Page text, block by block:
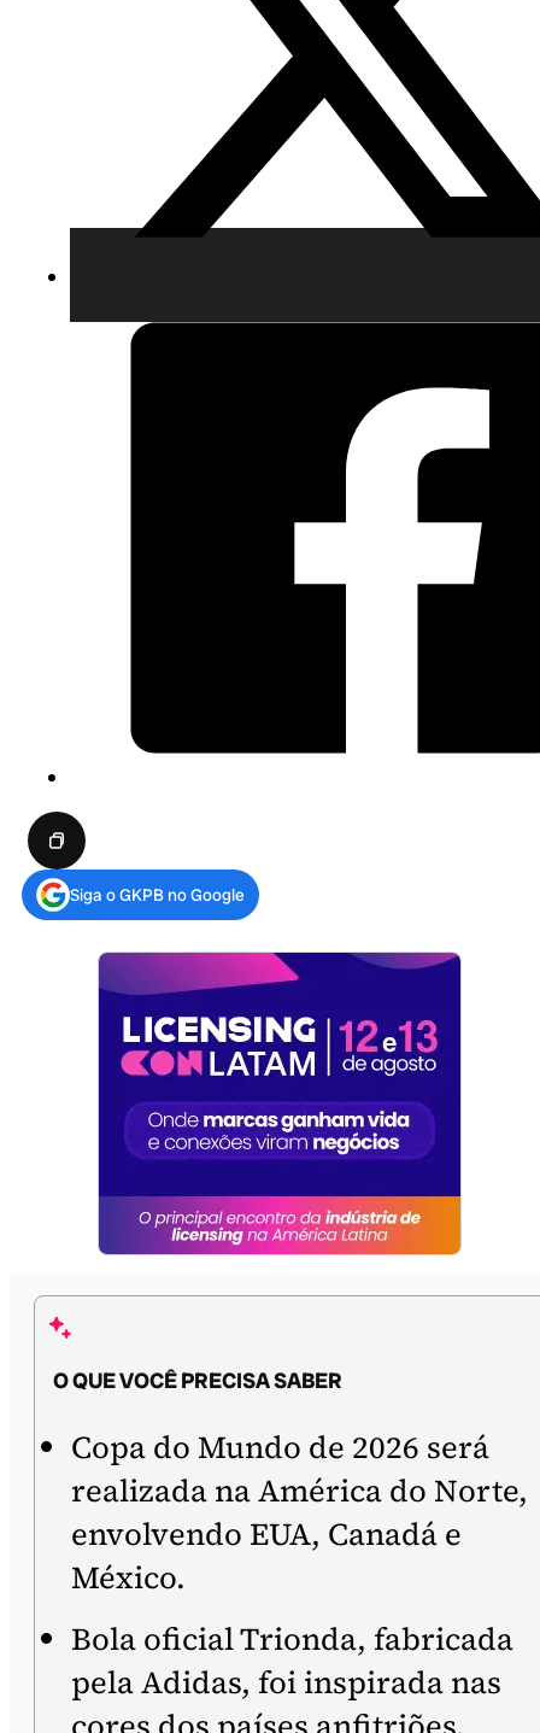
Siga o GKPB no Google
O QUE VOCÊ PRECISA SABER
Copa do Mundo de 2026 será
realizada na América do Norte,
envolvendo EUA, Canadá e
México.
Bola oficial Trionda, fabricada
pela Adidas, foi inspirada nas